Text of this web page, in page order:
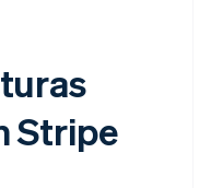
Stripe